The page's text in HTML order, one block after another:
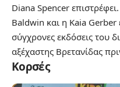
Diana Spencer
Baldwin και η Kaia Gerber
σύγχρονες εκδόσεις του
αξέχαστης Βρετανίδας
Κορσές